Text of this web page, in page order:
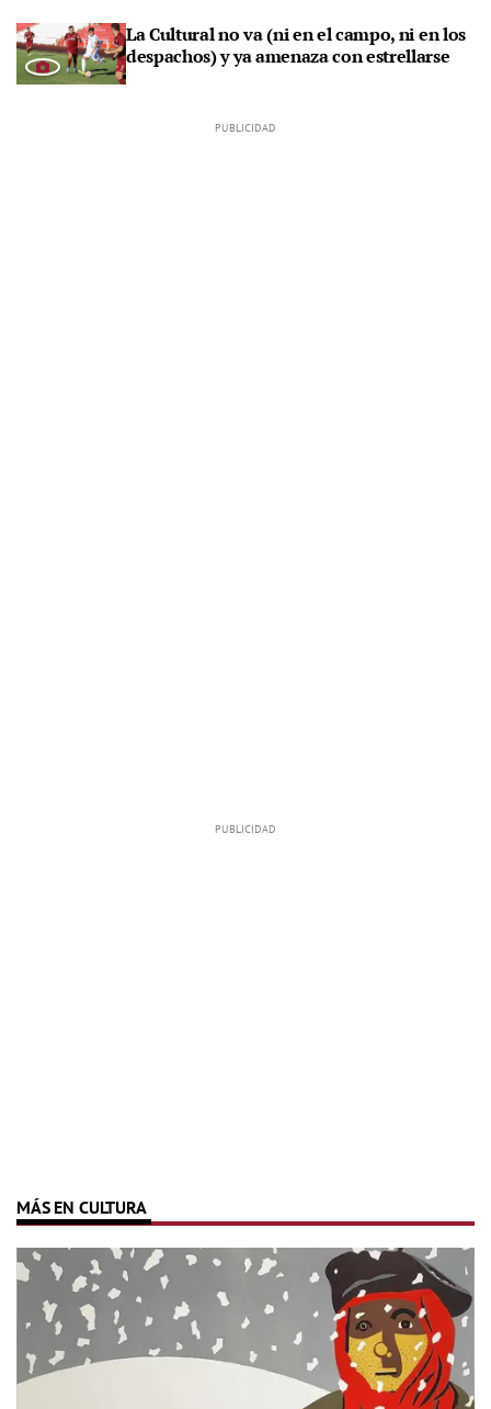
La Cultural no va (ni en el campo, ni en los
despachos) y ya amenaza con estrellarse
MÁS EN CULTURA